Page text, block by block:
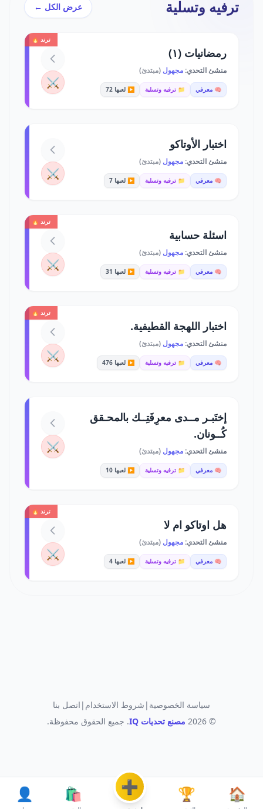
ترفيه وتسلية عرض الكل ←
ترند 🔥
رمضانيات (١)
منشئ التحدي:مجهول (مبتدئ)
🧠 معرفي 📁 ترفيه وتسلية ▶️ لعبها 72 ⚔️
اختبار الأوتاكو
منشئ التحدي:مجهول (مبتدئ)
🧠 معرفي 📁 ترفيه وتسلية ▶️ لعبها 7 ⚔️
ترند 🔥
اسئلة حسابية
منشئ التحدي:مجهول (مبتدئ)
🧠 معرفي 📁 ترفيه وتسلية ▶️ لعبها 31 ⚔️
ترند 🔥
اختبار اللهجة القطيفية.
منشئ التحدي:مجهول (مبتدئ)
🧠 معرفي 📁 ترفيه وتسلية ▶️ لعبها 476 ⚔️
إختَبـر مــدى معرِفَتِــك بالمحـقق
كُــونان.
منشئ التحدي:مجهول (مبتدئ)
🧠 معرفي 📁 ترفيه وتسلية ▶️ لعبها 10
⚔️
ترند 🔥
هل اوتاكو ام لا
منشئ التحدي:مجهول (مبتدئ)
🧠 معرفي 📁 ترفيه وتسلية ▶️ لعبها 4 ⚔️
🏠
🏆
➕
🛍️
👤
سياسة الخصوصية | شروط الاستخدام | اتصل بنا
© 2026
مصنع تحديات IQ . جميع الحقوق محفوظة.